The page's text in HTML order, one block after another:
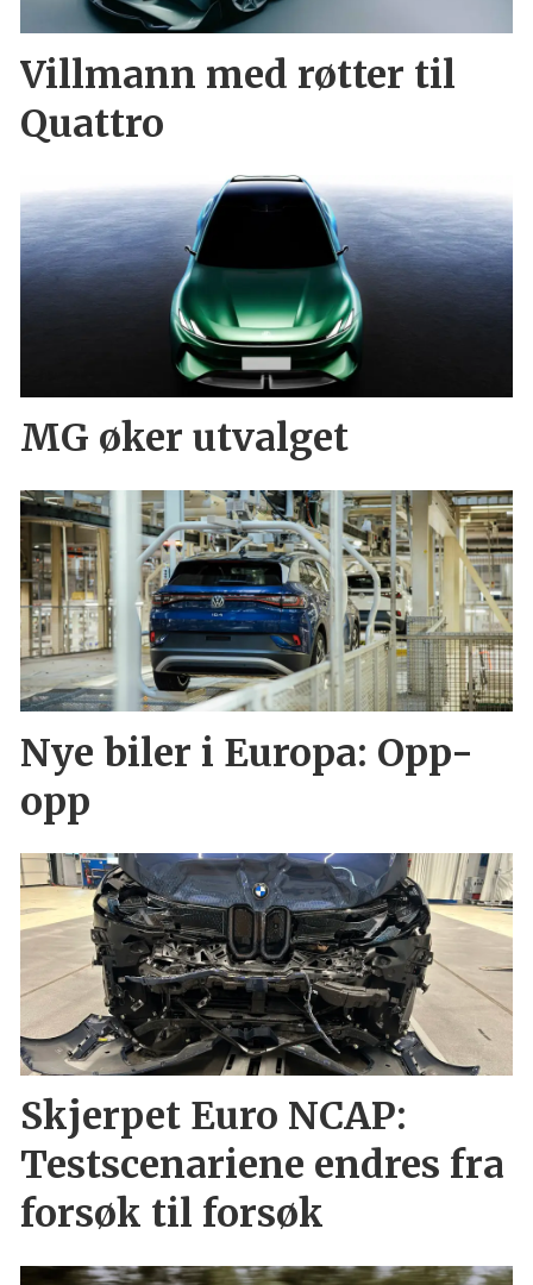
Villmann med røtter til
Quattro
MG øker utvalget
Nye biler i Europa: Opp-
opp
Skjerpet Euro NCAP:
Testscenariene endres fra
forsøk til forsøk